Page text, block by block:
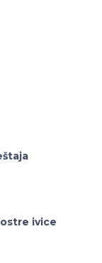
ivice